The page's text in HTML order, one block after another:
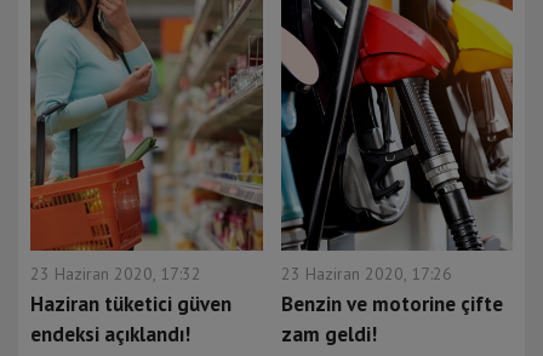
23 Haziran 2020, 17:32
Haziran tüketici güven
endeksi açıklandı!
23 Haziran 2020, 17:26
Benzin ve motorine çifte
zam geldi!